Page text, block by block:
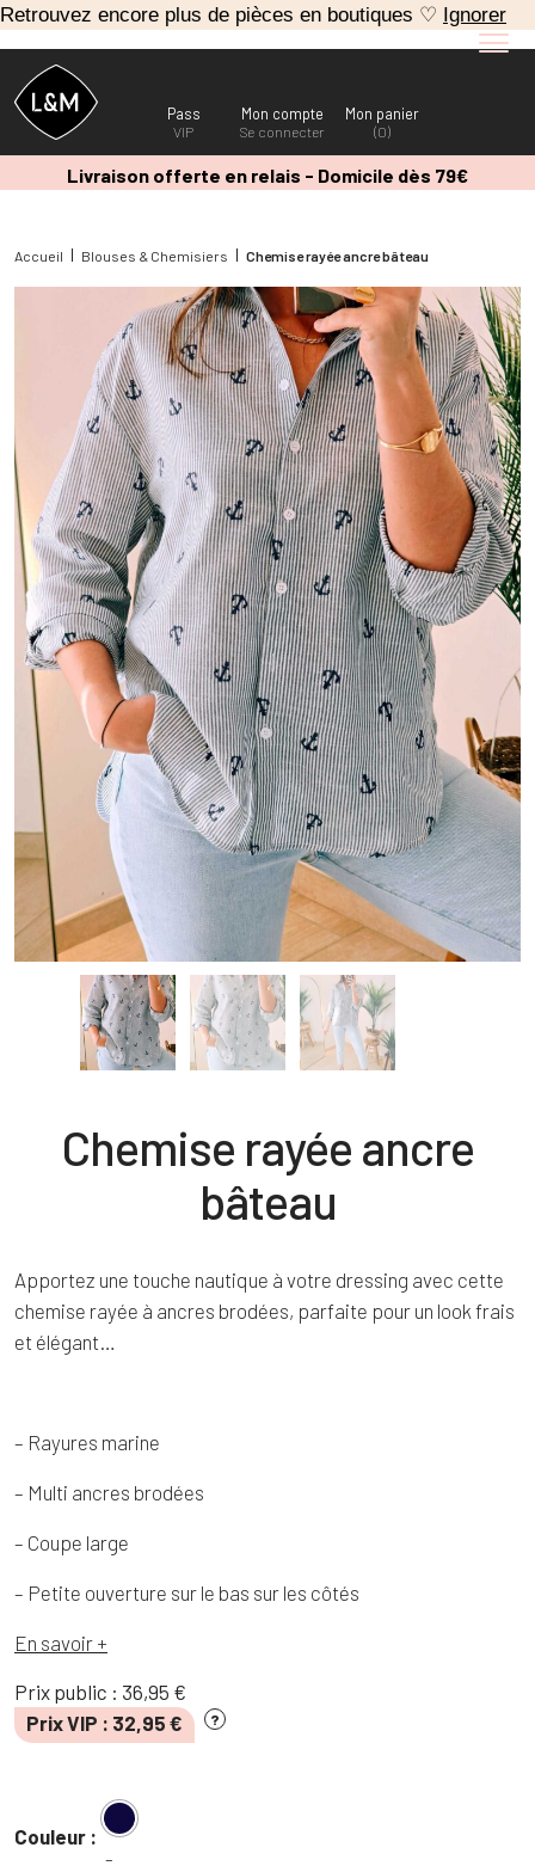
Retrouvez encore plus de pièces en boutiques ♡ Ignorer
Pass
VIP
Mon compte
Se connecter
Mon panier
(0)
Livraison offerte en relais - Domicile dès 79€
Accueil Blouses & Chemisiers Chemise rayée ancre bâteau
Chemise rayée ancre
bâteau
Apportez une touche nautique à votre dressing avec cette
chemise rayée à ancres brodées, parfaite pour un look frais
et élégant…
– Rayures marine
– Multi ancres brodées
– Coupe large
– Petite ouverture sur le bas sur les côtés
En savoir +
Prix public : 36,95 €
Prix VIP : 32,95 € ?
Couleur :
-